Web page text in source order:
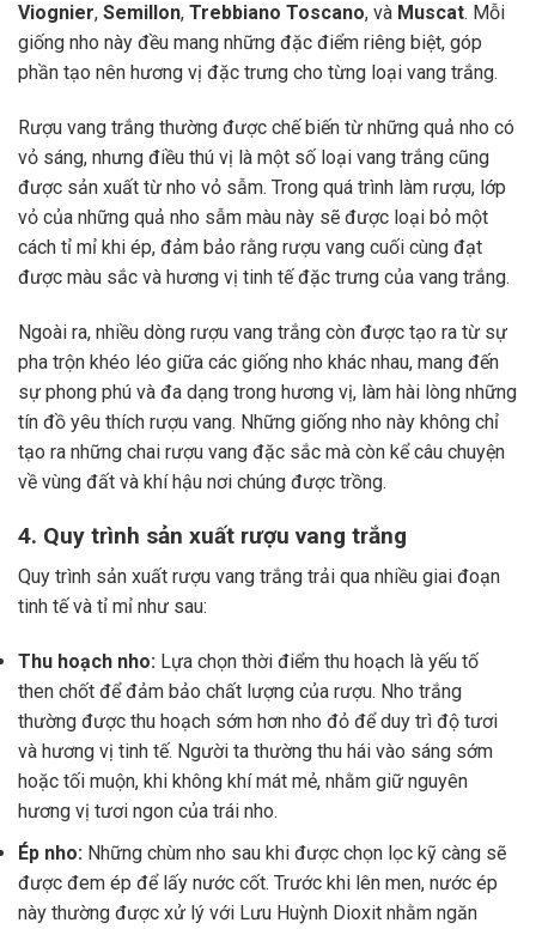
Viognier, Semillon, Trebbiano Toscano, và Muscat. Mỗi
giống nho này đều mang những đặc điểm riêng biệt, góp
phần tạo nên hương vị đặc trưng cho từng loại vang trắng.
Rượu vang trắng thường được chế biến từ những quả nho có
vỏ sáng, nhưng điều thú vị là một số loại vang trắng cũng
được sản xuất từ nho vỏ sẫm. Trong quá trình làm rượu, lớp
vỏ của những quả nho sẫm màu này sẽ được loại bỏ một
cách tỉ mỉ khi ép, đảm bảo rằng rượu vang cuối cùng đạt
được màu sắc và hương vị tinh tế đặc trưng của vang trắng.
Ngoài ra, nhiều dòng rượu vang trắng còn được tạo ra từ sự
pha trộn khéo léo giữa các giống nho khác nhau, mang đến
sự phong phú và đa dạng trong hương vị, làm hài lòng những
tín đồ yêu thích rượu vang. Những giống nho này không chỉ
tạo ra những chai rượu vang đặc sắc mà còn kể câu chuyện
về vùng đất và khí hậu nơi chúng được trồng.
4. Quy trình sản xuất rượu vang trắng
Quy trình sản xuất rượu vang trắng trải qua nhiều giai đoạn
tinh tế và tỉ mỉ như sau:
Thu hoạch nho: Lựa chọn thời điểm thu hoạch là yếu tố
then chốt để đảm bảo chất lượng của rượu. Nho trắng
thường được thu hoạch sớm hơn nho đỏ để duy trì độ tươi
và hương vị tinh tế. Người ta thường thu hái vào sáng sớm
hoặc tối muộn, khi không khí mát mẻ, nhằm giữ nguyên
hương vị tươi ngon của trái nho.
Ép nho: Những chùm nho sau khi được chọn lọc kỹ càng sẽ
được đem ép để lấy nước cốt. Trước khi lên men, nước ép
này thường được xử lý với Lưu Huỳnh Dioxit nhằm ngăn